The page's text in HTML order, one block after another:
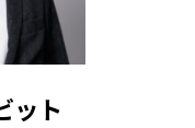
ット